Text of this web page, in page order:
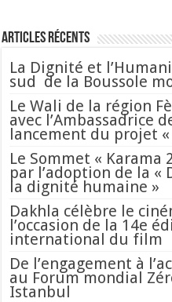
Articles Récents
La Dignité et
sud de la Boussole
Le Wali de la région
avec l’Ambassadrice
lancement du projet «
Le Sommet « Karama
par l’adoption de la «
la dignité humaine »
Dakhla célèbre le
l’occasion de la 14e
international du film
De l’engagement à
au Forum mondial
Istanbul